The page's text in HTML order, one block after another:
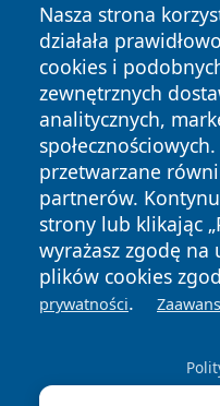
Nasza strona
działała
cookies i
zewnętrznych
analitycznych,
przetwarzane
partnerów.
strony lub klikając
wyrażasz zgodę na
plików cookies
prywatności.
Copyright © 2026
zastrzeżone.
News Autorzy